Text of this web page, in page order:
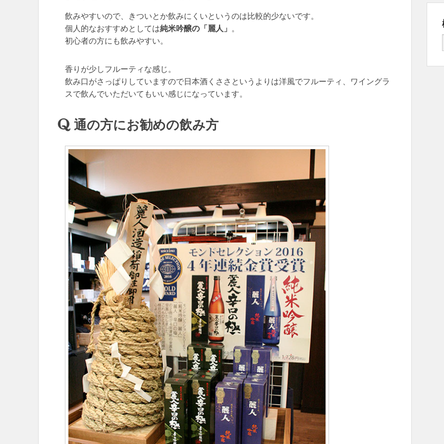
飲みやすいので、きついとか飲みにくいというのは比較的少ないです。
個人的なおすすめとしては純米吟醸の「麗人」
。
初心者の方にも飲みやすい。
香りが少しフルーティな感じ。
飲み口がさっぱりしていますので日本酒くささというよりは洋風でフルーティ、ワイングラ
スで飲んでいただいてもいい感じになっています。
通の方にお勧めの飲み方